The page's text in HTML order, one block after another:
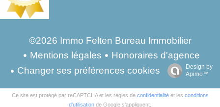
©2026 Immo Felten Bureau Immobilier
Mentions légales
Honoraires d'agence
Changer ses préférences cookies
Design by
Apimo™
Ce site est protégé par reCAPTCHA et les règles de confidentialitéet les conditions
d'utilisation de Google s'appliquent.